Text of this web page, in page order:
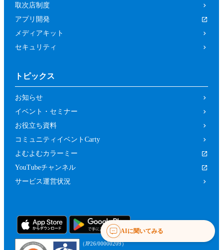
取次店制度
アプリ開発
メディアキット
セキュリティ
トピックス
お知らせ
イベント・セミナー
お役立ち資料
コミュニティイベントCarty
よむよむカラーミー
YouTubeチャンネル
サービス運営状況
（JP26/00000209）
AIに聞いてみる